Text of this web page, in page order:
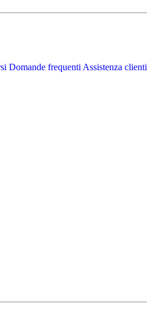
Domande frequenti Assistenza clienti